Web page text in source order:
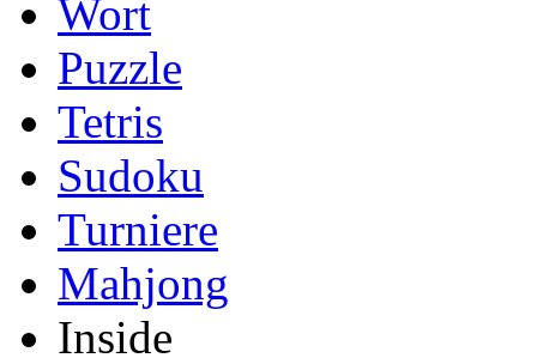
Wort
Puzzle
Tetris
Sudoku
Turniere
Mahjong
Inside